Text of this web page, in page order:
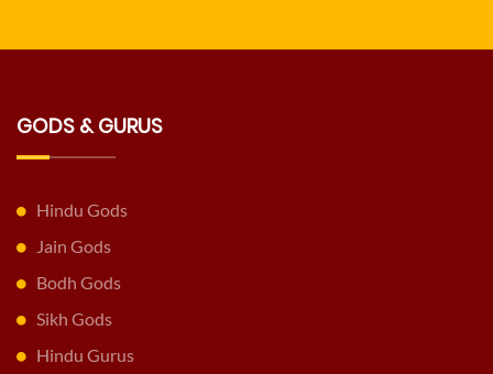
GODS & GURUS
Hindu Gods
Jain Gods
Bodh Gods
Sikh Gods
Hindu Gurus